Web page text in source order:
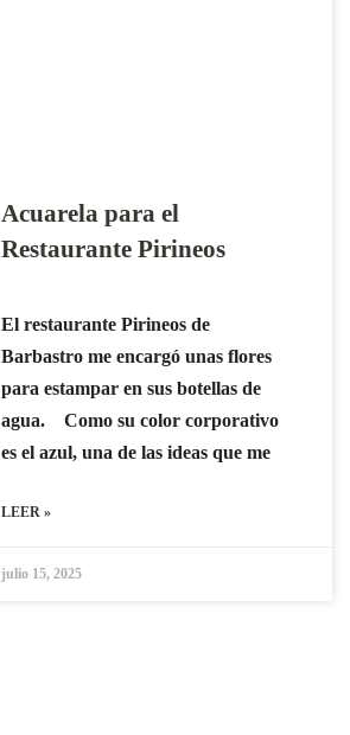
Acuarela para el
Restaurante Pirineos
El restaurante Pirineos de
Barbastro me encargó unas flores
para estampar en sus botellas de
agua. Como su color corporativo
es el azul, una de las ideas que me
LEER »
julio 15, 2025